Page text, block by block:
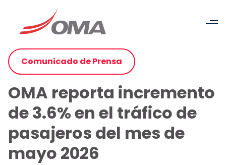
Comunicado de Prensa
OMA reporta incremento
de 3.6% en el tráfico de
pasajeros del mes de
mayo 2026